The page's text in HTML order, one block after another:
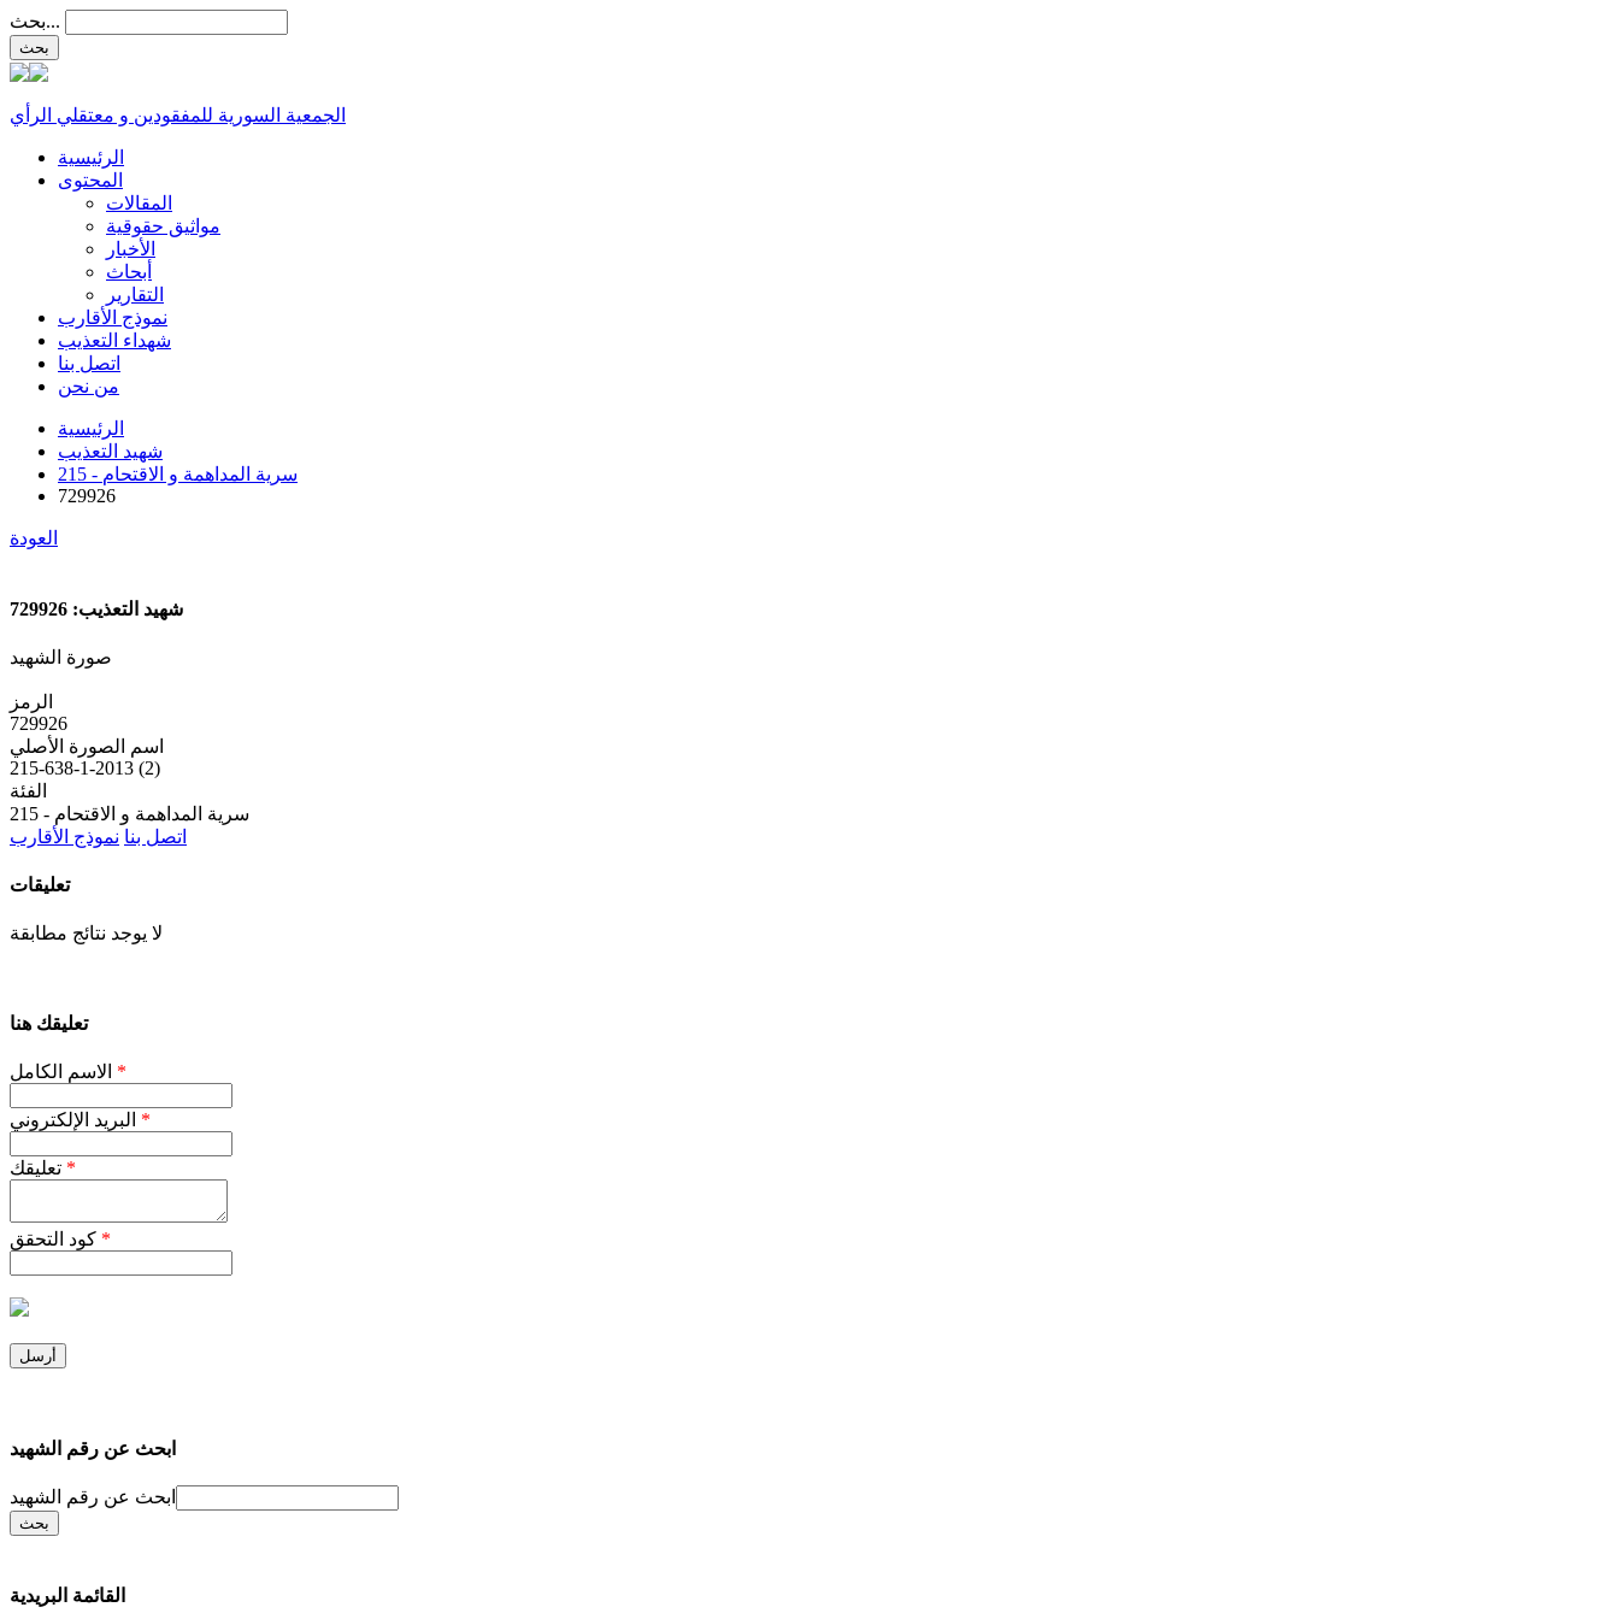
بحث...
الجمعية السورية للمفقودين و معتقلي الرأي
الرئيسية
المحتوى
المقالات
مواثيق حقوقية
الأخبار
أبحاث
التقارير
نموذج الأقارب
شهداء التعذيب
اتصل بنا
من نحن
الرئيسية
شهيد التعذيب
215 - سرية المداهمة و الاقتحام
729926
العودة
شهيد التعذيب: 729926
صورة الشهيد
الرمز
729926
اسم الصورة الأصلي
215-638-1-2013 (2)
الفئة
215 - سرية المداهمة و الاقتحام
اتصل بنا نموذج الأقارب
تعليقات
لا يوجد نتائج مطابقة
تعليقك هنا
*
*
*
*
ابحث عن رقم الشهيد
ابحث عن رقم الشهيد
القائمة البريدية